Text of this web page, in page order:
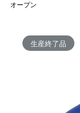
オープン
生産終了品